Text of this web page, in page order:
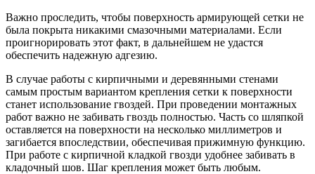
Важно проследить, чтобы поверхность армирующей сетки не
была покрыта никакими смазочными материалами. Если
проигнорировать этот факт, в дальнейшем не удастся
обеспечить надежную адгезию.
В случае работы с кирпичными и деревянными стенами
самым простым вариантом крепления сетки к поверхности
станет использование гвоздей. При проведении монтажных
работ важно не забивать гвоздь полностью. Часть со шляпкой
оставляется на поверхности на несколько миллиметров и
загибается впоследствии, обеспечивая прижимную функцию.
При работе с кирпичной кладкой гвозди удобнее забивать в
кладочный шов. Шаг крепления может быть любым.